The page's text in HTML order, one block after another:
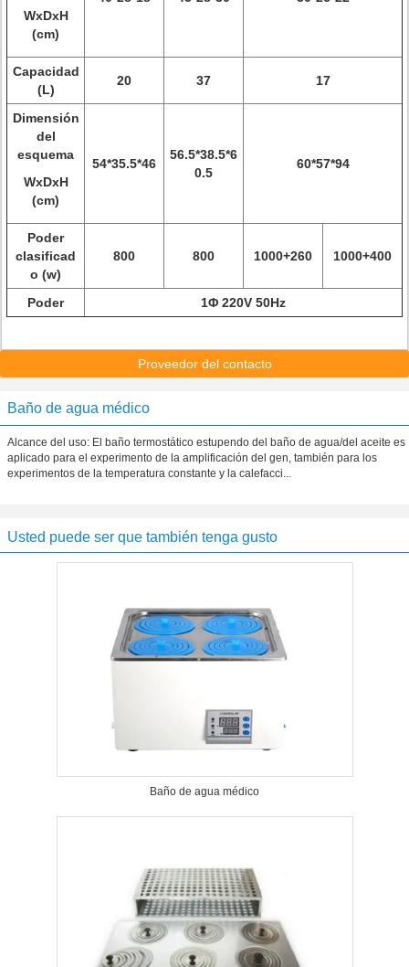
WxDxH
(cm)
Capacidad
(L)
20 37 17
Dimensión
del
esquema
WxDxH
(cm)
54*35.5*46
56.5*38.5*6
0.5
60*57*94
Poder
clasificad
o (w)
800 800 1000+260 1000+400
Poder 1Φ 220V 50Hz
Proveedor del contacto
Baño de agua médico
Alcance del uso: El baño termostático estupendo del baño de agua/del aceite es
aplicado para el experimento de la amplificación del gen, también para los
experimentos de la temperatura constante y la calefacci...
Usted puede ser que también tenga gusto
Baño de agua médico